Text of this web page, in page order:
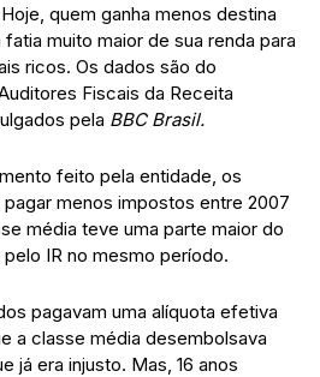
quem ganha menos destina
muito maior de sua renda para
ricos. Os dados são do
Fiscais da Receita
pela BBC Brasil.
feito pela entidade, os
menos impostos entre 2007
média teve uma parte maior do
IR no mesmo período.
pagavam uma alíquota efetiva
a classe média desembolsava
já era injusto. Mas, 16 anos